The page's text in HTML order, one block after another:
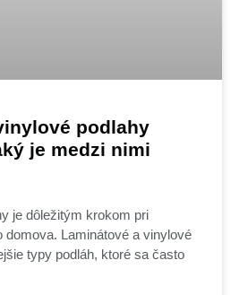
podlahy
je medzi nimi
je dôležitým krokom pri
Laminátové a vinylové
typy podláh, ktoré sa často